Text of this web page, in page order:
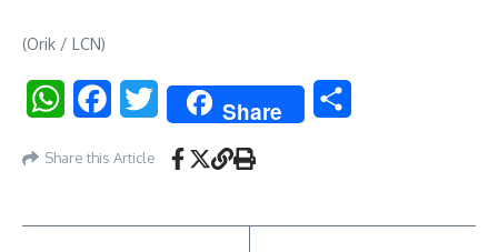
(Orik / LCN)
WhatsAppFacebookTwitter Share
Share this Article